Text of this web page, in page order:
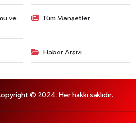
ve
Tüm Manşetler
Haber Arşivi
© 2024. Her hakkı saklıdır.